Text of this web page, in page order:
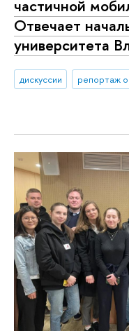
частичной
Отвечает
университета
дискуссии репортаж